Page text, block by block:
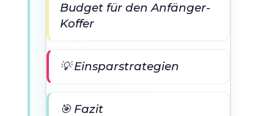
Budget für den Anfänger-
Koffer
💡 Einsparstrategien
🎯 Fazit